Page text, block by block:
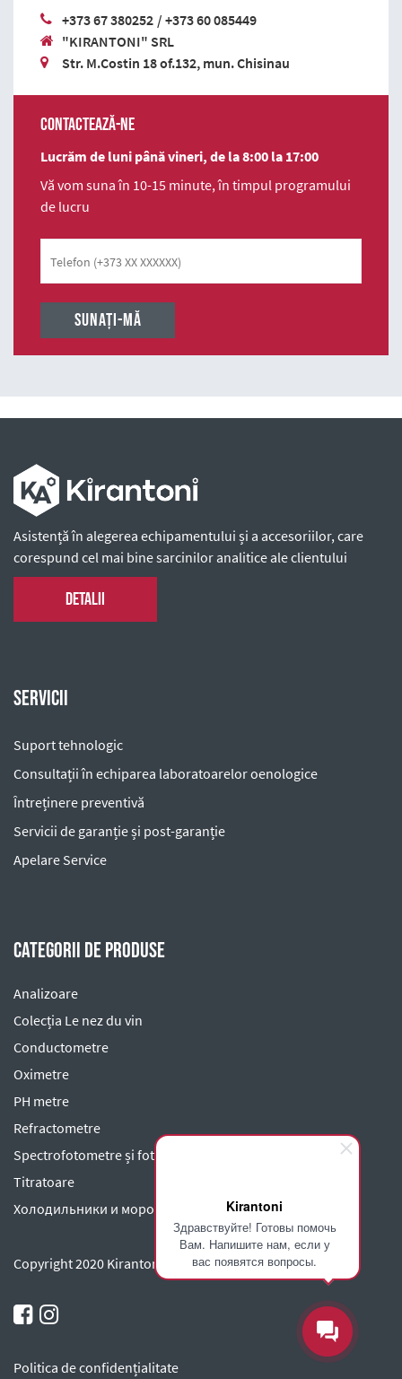
Kirantoni
Здравствуйте! Готовы помочь
Вам. Напишите нам, если у
вас появятся вопросы.
+373 67 380252 / +373 60 085449
"KIRANTONI" SRL
Str. M.Costin 18 of.132, mun. Chisinau
Contactează-ne
Lucrăm de luni până vineri, de la 8:00 la 17:00
Vă vom suna în 10-15 minute, în timpul programului
de lucru
Asistență în alegerea echipamentului și a accesoriilor, care
corespund cel mai bine sarcinilor analitice ale clientului
Detalii
Servicii
Suport tehnologic
Consultații în echiparea laboratoarelor oenologice
Întreținere preventivă
Servicii de garanție și post-garanție
Apelare Service
Categorii de produse
Analizoare
Colecția Le nez du vin
Conductometre
Oximetre
PH metre
Refractometre
Spectrofotometre și fotometre
Titratoare
Холодильники и морозильники
Copyright 2020 Kirantoni SRL
Politica de confidențialitate